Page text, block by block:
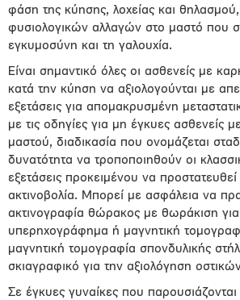
φάση της κύησης, λοχείας και
φυσιολογικών αλλαγών στο μαστό που
εγκυμοσύνη και τη γαλουχία.
Είναι σημαντικό όλες οι ασθενείς με
κατά την κύηση να αξιολογούνται με
εξετάσεις για απομακρυσμένη
με τις οδηγίες για μη έγκυες ασθενείς
μαστού, διαδικασία που ονομάζεται
δυνατότητα να τροποποιηθούν οι
εξετάσεις προκειμένου να
ακτινοβολία. Μπορεί με ασφάλεια να
ακτινογραφία θώρακος με θωράκιση
υπερηχογράφημα ή μαγνητική
μαγνητική τομογραφία σπονδυλικής
σκιαγραφικό για την αξιολόγηση
Σε έγκυες γυναίκες που